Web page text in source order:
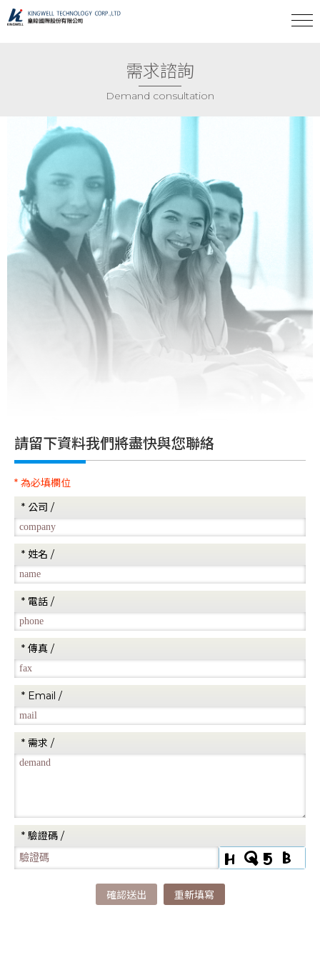
需求諮詢
Demand consultation
請留下資料我們將盡快與您聯絡
* 為必填欄位
* 公司 /
* 姓名 /
* 電話 /
* 傳真 /
* Email /
* 需求 /
* 驗證碼 /
確認送出 重新填寫